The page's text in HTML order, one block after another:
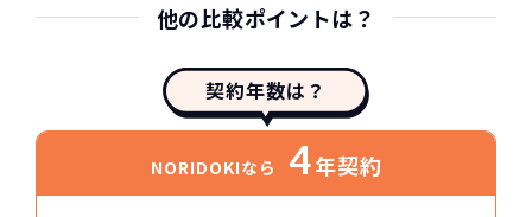
他の比較ポイントは？
契約年数は？
NORIDOKIなら 4年契約